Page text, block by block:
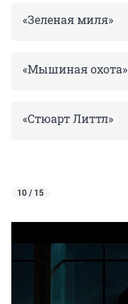
«Зеленая миля»
«Мышиная охота»
«Стюарт Литтл»
10 / 15